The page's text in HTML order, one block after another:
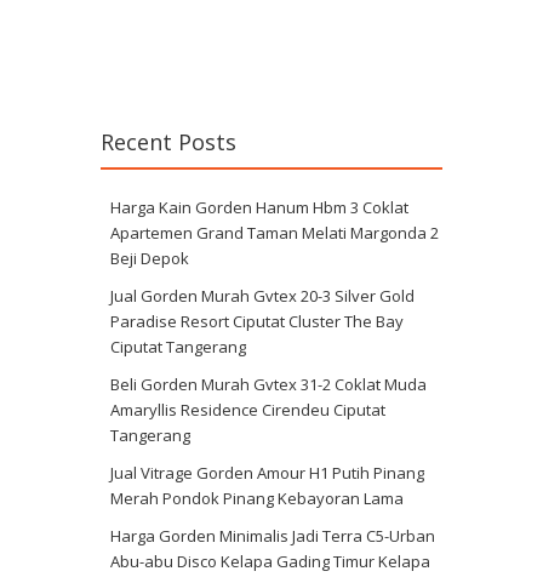
Recent Posts
Harga Kain Gorden Hanum Hbm 3 Coklat
Apartemen Grand Taman Melati Margonda 2
Beji Depok
Jual Gorden Murah Gvtex 20-3 Silver Gold
Paradise Resort Ciputat Cluster The Bay
Ciputat Tangerang
Beli Gorden Murah Gvtex 31-2 Coklat Muda
Amaryllis Residence Cirendeu Ciputat
Tangerang
Jual Vitrage Gorden Amour H1 Putih Pinang
Merah Pondok Pinang Kebayoran Lama
Harga Gorden Minimalis Jadi Terra C5-Urban
Abu-abu Disco Kelapa Gading Timur Kelapa